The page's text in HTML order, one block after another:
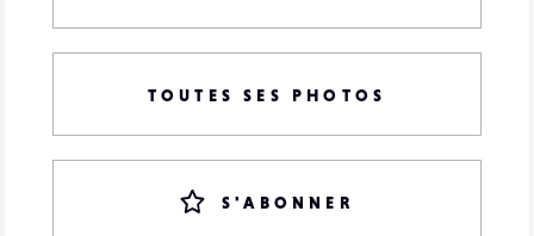
TOUTES SES PHOTOS
S'ABONNER